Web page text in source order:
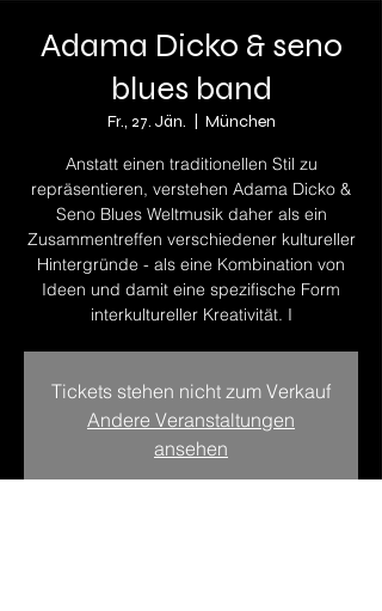
Adama Dicko & seno
blues band
Fr., 27. Jän. München
Anstatt einen traditionellen Stil zu
repräsentieren, verstehen Adama Dicko &
Seno Blues Weltmusik daher als ein
Zusammentreffen verschiedener kultureller
Hintergründe - als eine Kombination von
Ideen und damit eine spezifische Form
interkultureller Kreativität. I
Tickets stehen nicht zum Verkauf
Andere Veranstaltungen
ansehen